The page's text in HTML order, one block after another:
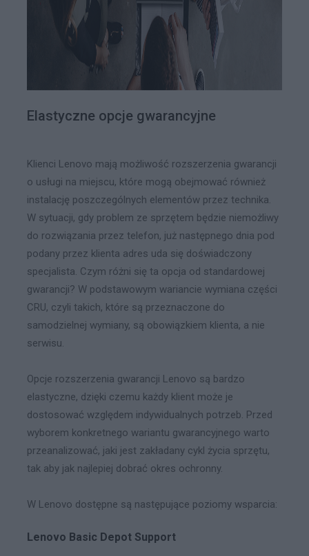
Elastyczne opcje gwarancyjne
Klienci Lenovo mają możliwość rozszerzenia gwarancji
o usługi na miejscu, które mogą obejmować również
instalację poszczególnych elementów przez technika.
W sytuacji, gdy problem ze sprzętem będzie niemożliwy
do rozwiązania przez telefon, już następnego dnia pod
podany przez klienta adres uda się doświadczony
specjalista. Czym różni się ta opcja od standardowej
gwarancji? W podstawowym wariancie wymiana części
CRU, czyli takich, które są przeznaczone do
samodzielnej wymiany, są obowiązkiem klienta, a nie
serwisu.
Opcje rozszerzenia gwarancji Lenovo są bardzo
elastyczne, dzięki czemu każdy klient może je
dostosować względem indywidualnych potrzeb. Przed
wyborem konkretnego wariantu gwarancyjnego warto
przeanalizować, jaki jest zakładany cykl życia sprzętu,
tak aby jak najlepiej dobrać okres ochronny.
W Lenovo dostępne są następujące poziomy wsparcia:
Lenovo Basic Depot Support